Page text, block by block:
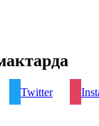
Twitter